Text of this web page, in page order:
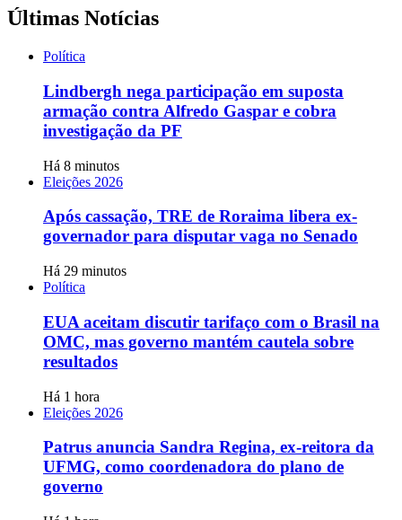
Últimas Notícias
Política
Lindbergh nega participação em suposta
armação contra Alfredo Gaspar e cobra
investigação da PF
Há 8 minutos
Eleições 2026
Após cassação, TRE de Roraima libera ex-
governador para disputar vaga no Senado
Há 29 minutos
Política
EUA aceitam discutir tarifaço com o Brasil na
OMC, mas governo mantém cautela sobre
resultados
Há 1 hora
Eleições 2026
Patrus anuncia Sandra Regina, ex-reitora da
UFMG, como coordenadora do plano de
governo